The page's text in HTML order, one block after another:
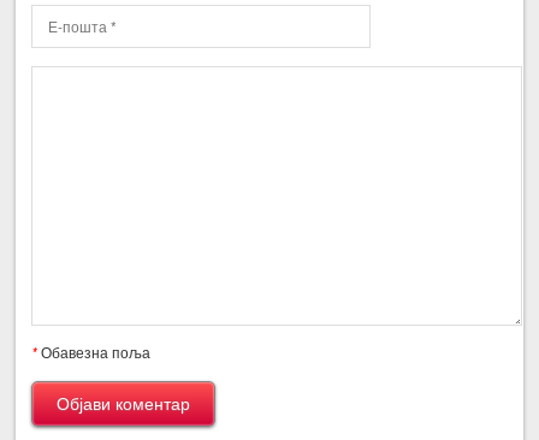
*Обавезна поља